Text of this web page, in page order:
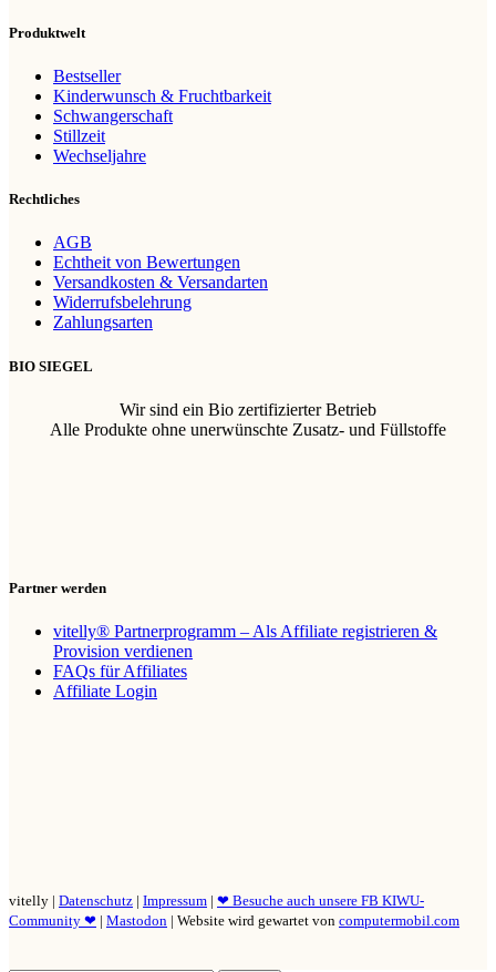
Produktwelt
Bestseller
Kinderwunsch & Fruchtbarkeit
Schwangerschaft
Stillzeit
Wechseljahre
Rechtliches
AGB
Echtheit von Bewertungen
Versandkosten & Versandarten
Widerrufsbelehrung
Zahlungsarten
BIO SIEGEL
Wir sind ein Bio zertifizierter Betrieb
Alle Produkte ohne unerwünschte Zusatz- und Füllstoffe
Partner werden
vitelly® Partnerprogramm – Als Affiliate registrieren &
Provision verdienen
FAQs für Affiliates
Affiliate Login
vitelly | Datenschutz | Impressum | ❤ Besuche auch unsere FB KIWU-
Community ❤ | Mastodon | Website wird gewartet von computermobil.com